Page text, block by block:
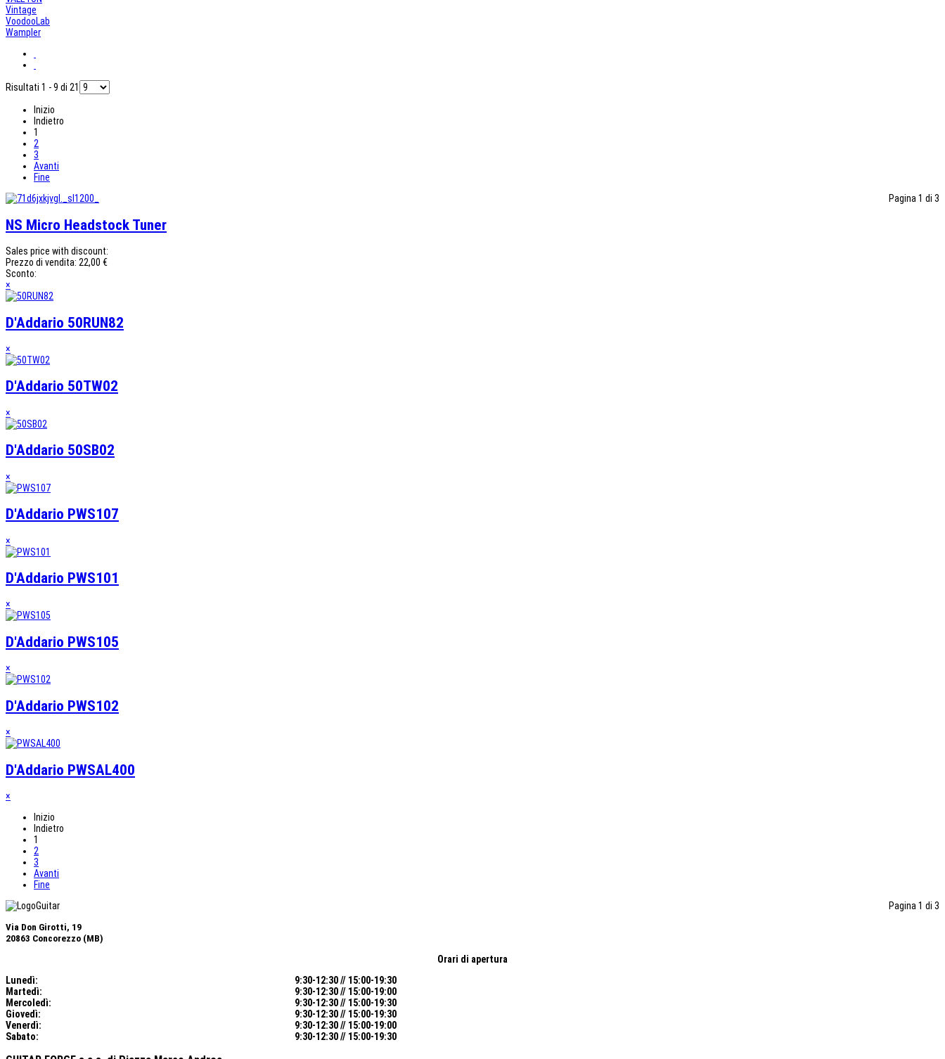
Vintage
VoodooLab
Wampler
Risultati 1 - 9 di 21
Inizio
Indietro
1
2
3
Avanti
Fine
Pagina 1 di 3
NS Micro Headstock Tuner
Sales price with discount:
Prezzo di vendita: 22,00 €
Sconto:
×
D'Addario 50RUN82
×
D'Addario 50TW02
×
D'Addario 50SB02
×
D'Addario PWS107
×
D'Addario PWS101
×
D'Addario PWS105
×
D'Addario PWS102
×
D'Addario PWSAL400
×
Inizio
Indietro
1
2
3
Avanti
Fine
Pagina 1 di 3
Via Don Girotti, 19
20863 Concorezzo (MB)
Orari di apertura
Lunedì:
9:30-12:30 // 15:00-19:30
Martedì:
9:30-12:30 // 15:00-19:00
Mercoledì:
9:30-12:30 // 15:00-19:30
Giovedì:
9:30-12:30 // 15:00-19:30
Venerdì:
9:30-12:30 // 15:00-19:00
Sabato:
9:30-12:30 // 15:00-19:30